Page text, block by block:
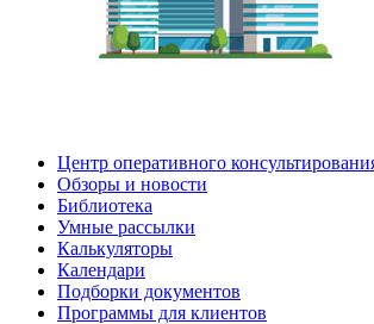
Центр оперативного
Обзоры и новости
Библиотека
Умные рассылки
Калькуляторы
Календари
Подборки документов
Программы для клиентов